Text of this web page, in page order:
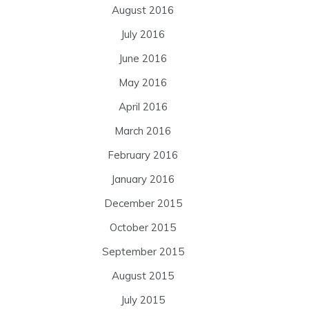
August 2016
July 2016
June 2016
May 2016
April 2016
March 2016
February 2016
January 2016
December 2015
October 2015
September 2015
August 2015
July 2015